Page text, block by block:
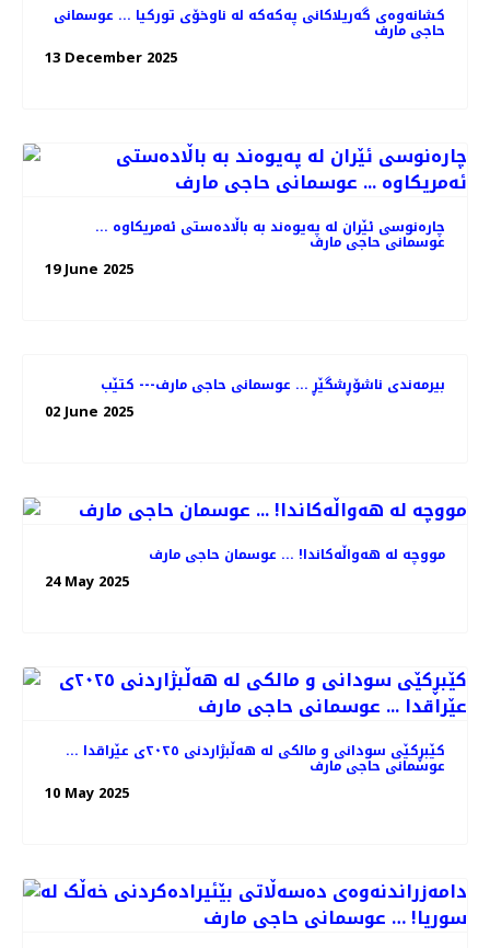
کشانەوەی گەریلاکانی پەکەکە لە ناوخۆی تورکیا ... عوسمانی
حاجی مارف
13 December 2025
چارەنوسی ئێران لە پەیوەند بە باڵادەستی ئەمریکاوە ...
عوسمانی حاجی مارف
19 June 2025
بیرمەندی ناشۆڕشگێڕ ... عوسمانی حاجی مارف--- کتێب
02 June 2025
مووچە لە هەواڵەکاندا! ... عوسمان حاجی مارف
24 May 2025
کێبڕکێی سودانی و مالکی لە هەڵبژاردنی ٢٠٢٥ی عێراقدا ...
عوسمانی حاجی مارف
10 May 2025